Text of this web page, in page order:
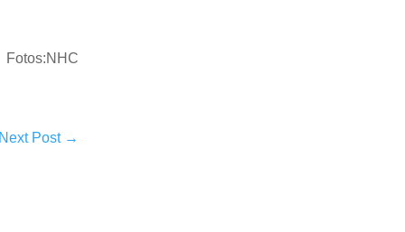
Fotos:NHC
Post→